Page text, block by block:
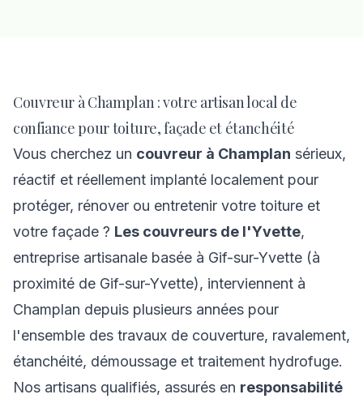
Couvreur à Champlan : votre artisan local de
confiance pour toiture, façade et étanchéité
Vous cherchez un couvreur à Champlan sérieux,
réactif et réellement implanté localement pour
protéger, rénover ou entretenir votre toiture et
votre façade ? Les couvreurs de l'Yvette,
entreprise artisanale basée à Gif-sur-Yvette (à
proximité de Gif-sur-Yvette), interviennent à
Champlan depuis plusieurs années pour
l'ensemble des travaux de couverture, ravalement,
étanchéité, démoussage et traitement hydrofuge.
Nos artisans qualifiés, assurés en responsabilité